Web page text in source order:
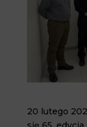
20 lutego